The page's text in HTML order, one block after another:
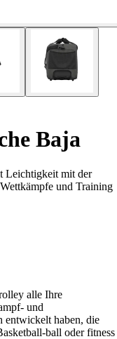
Baja
Leichtigkeit mit der
und Training
alle Ihre
und
entwickelt haben, die
ball oder fitness